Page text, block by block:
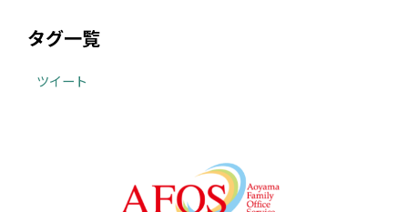
タグ一覧
ツイート